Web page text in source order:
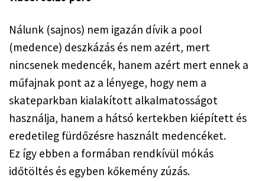
Nálunk (sajnos) nem igazán dívik a pool
(medence) deszkázás és nem azért, mert
nincsenek medencék, hanem azért mert ennek a
műfajnak pont az a lényege, hogy nem a
skateparkban kialakított alkalmatosságot
használja, hanem a hátsó kertekben kiépített és
eredetileg fürdőzésre használt medencéket.
Ez így ebben a formában rendkívül mókás
időtöltés és egyben kőkemény zúzás.